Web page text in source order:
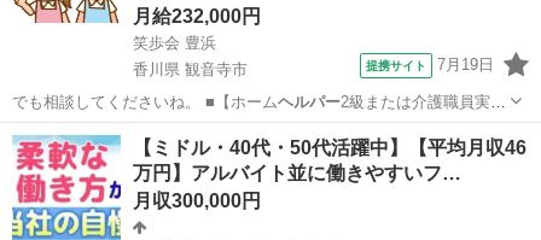
月給232,000円
笑歩会 豊浜
香川県 観音寺市
提携サイト 7月19日
でも相談してくださいね。 ■【ホームヘルパー2級または介護職員実務
者研修修了者】…
香川 観音寺市 ホームヘルパー
【ミドル・40代・50代活躍中】【平均月収46
万円】アルバイト並に働きやすいフ…
月収300,000円